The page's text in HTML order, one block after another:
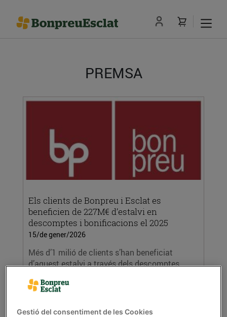
PREMSA
Els clients de Bonpreu i Esclat es
beneficien de 227M€ d’estalvi en
descomptes i bonificacions el 2025
15/de gener/2026
Més d’1 milió de clients s’han beneficiat
d’aquest estalvi a través dels descomptes...
LLEGIR MÉS
Gestió del consentiment de les Cookies